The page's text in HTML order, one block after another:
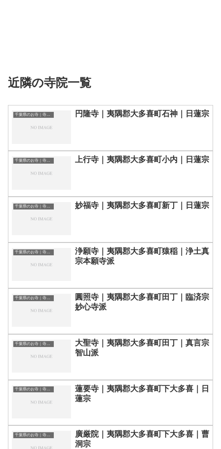
近隣の寺院一覧
千葉県のお寺｜寺院一覧 円隆寺｜夷隅郡大多喜町石神｜日蓮宗
千葉県のお寺｜寺院一覧 上行寺｜夷隅郡大多喜町小内｜日蓮宗
千葉県のお寺｜寺院一覧 妙福寺｜夷隅郡大多喜町新丁｜日蓮宗
千葉県のお寺｜寺院一覧
浄願寺｜夷隅郡大多喜町猿稲｜浄土真
宗本願寺派
千葉県のお寺｜寺院一覧
圓照寺｜夷隅郡大多喜町田丁｜臨済宗
妙心寺派
千葉県のお寺｜寺院一覧
大聖寺｜夷隅郡大多喜町田丁｜真言宗
智山派
千葉県のお寺｜寺院一覧
蓮要寺｜夷隅郡大多喜町下大多喜｜日
蓮宗
千葉県のお寺｜寺院一覧
廣厳院｜夷隅郡大多喜町下大多喜｜曹
洞宗